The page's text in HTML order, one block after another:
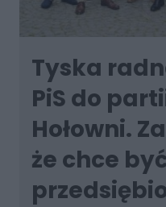
Tyska
PiS do
Hołowni.
że chce